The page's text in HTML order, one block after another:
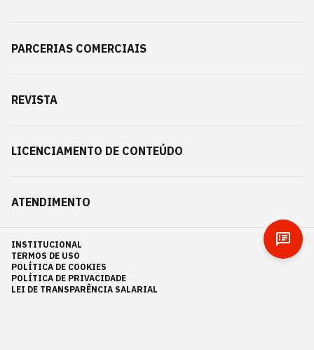
PARCERIAS COMERCIAIS
REVISTA
LICENCIAMENTO DE CONTEÚDO
ATENDIMENTO
INSTITUCIONAL
TERMOS DE USO
POLÍTICA DE COOKIES
POLÍTICA DE PRIVACIDADE
LEI DE TRANSPARÊNCIA SALARIAL